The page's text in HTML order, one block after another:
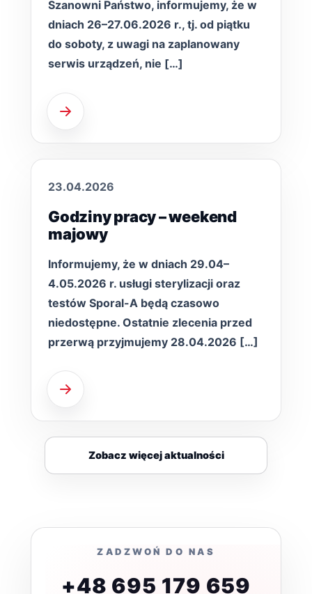
Szanowni Państwo, informujemy, że w
dniach 26–27.06.2026 r., tj. od piątku
do soboty, z uwagi na zaplanowany
serwis urządzeń, nie […]
23.04.2026
Godziny pracy – weekend
majowy
Informujemy, że w dniach 29.04–
4.05.2026 r. usługi sterylizacji oraz
testów Sporal-A będą czasowo
niedostępne. Ostatnie zlecenia przed
przerwą przyjmujemy 28.04.2026 […]
Zobacz więcej aktualności
ZADZWOŃ DO NAS
+48 695 179 659